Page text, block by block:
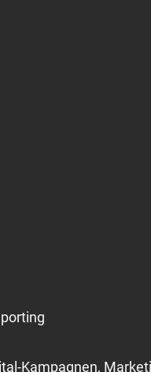
Kampagnen,